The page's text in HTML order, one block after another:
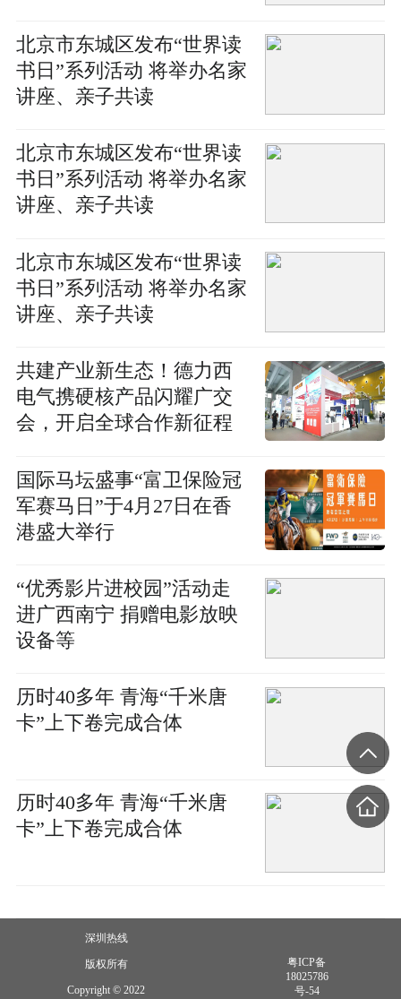
北京市东城区发布“世界读
书日”系列活动 将举办名家
讲座、亲子共读
北京市东城区发布“世界读
书日”系列活动 将举办名家
讲座、亲子共读
北京市东城区发布“世界读
书日”系列活动 将举办名家
讲座、亲子共读
共建产业新生态！德力西
电气携硬核产品闪耀广交
会，开启全球合作新征程
国际马坛盛事“富卫保险冠
军赛马日”于4月27日在香
港盛大举行
“优秀影片进校园”活动走
进广西南宁 捐赠电影放映
设备等
历时40多年 青海“千米唐
卡”上下卷完成合体
历时40多年 青海“千米唐
卡”上下卷完成合体
深圳热线
版权所有
Copyright © 2022
粤ICP备
18025786
号-54